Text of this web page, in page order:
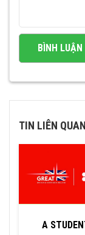
TIN LIÊN QUAN
A